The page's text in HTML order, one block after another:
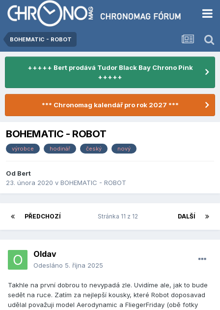
BOHEMATIC - ROBOT
+++++ Bert prodává Tudor Black Bay Chrono Pink
+++++
*** Chronomag kalendář pro rok 2027 ***
BOHEMATIC - ROBOT
výrobce hodinář český nový
Od Bert
23. února 2020 v BOHEMATIC - ROBOT
PŘEDCHOZÍ DALŠÍ
Stránka 11 z 12
Oldav
Odesláno 5. října 2025
Takhle na první dobrou to nevypadá zle. Uvidíme ale, jak to bude
sedět na ruce. Zatím za nejlepší kousky, které Robot doposavad
udělal považuji model Aerodynamic a FliegerFriday (obě fotky